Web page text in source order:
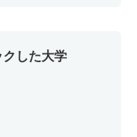
クした大学